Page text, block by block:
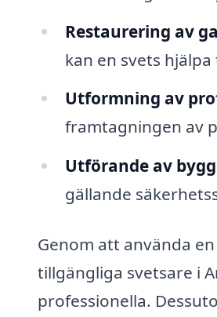
Restaurering av
kan en svets
Utformning av
framtagningen av
Utförande av
gällande
Genom att använda
tillgängliga svetsare i
professionella.